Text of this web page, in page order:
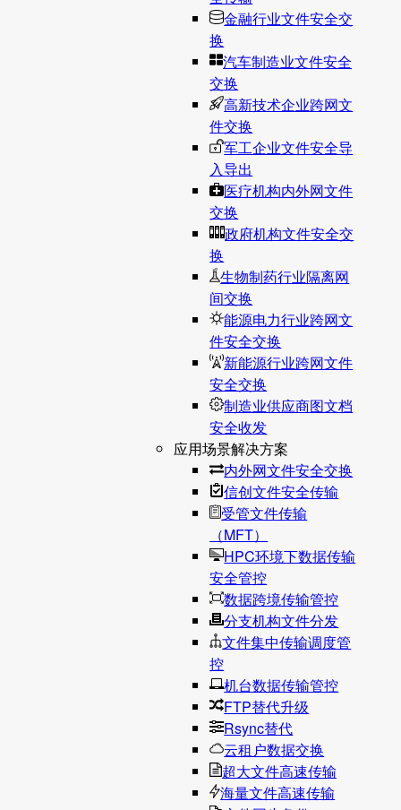
金融行业文件安全交
换
汽车制造业文件安全
交换
高新技术企业跨网文
件交换
军工企业文件安全导
入导出
医疗机构内外网文件
交换
政府机构文件安全交
换
生物制药行业隔离网
间交换
能源电力行业跨网文
件安全交换
新能源行业跨网文件
安全交换
制造业供应商图文档
安全收发
应用场景解决方案
内外网文件安全交换
信创文件安全传输
受管文件传输
（MFT）
HPC环境下数据传输
安全管控
数据跨境传输管控
分支机构文件分发
文件集中传输调度管
控
机台数据传输管控
FTP替代升级
Rsync替代
云租户数据交换
超大文件高速传输
海量文件高速传输